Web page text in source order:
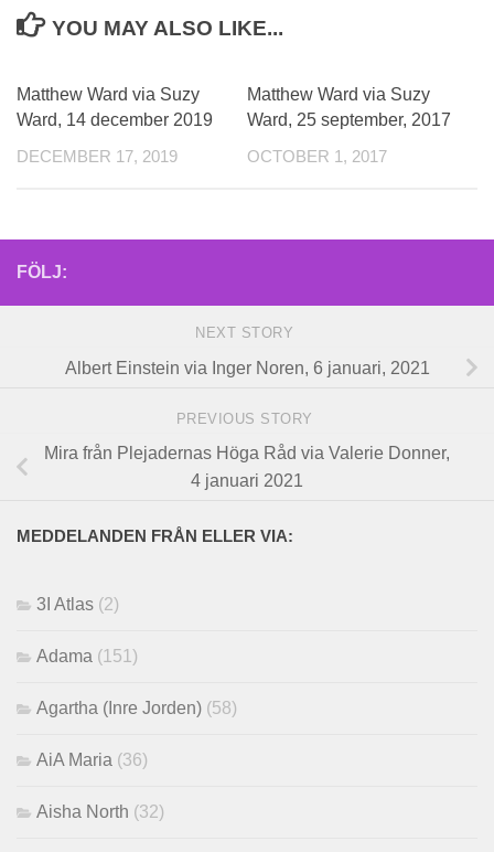
YOU MAY ALSO LIKE...
Matthew Ward via Suzy
Ward, 14 december 2019
DECEMBER 17, 2019
Matthew Ward via Suzy
Ward, 25 september, 2017
OCTOBER 1, 2017
FÖLJ:
NEXT STORY
Albert Einstein via Inger Noren, 6 januari, 2021
PREVIOUS STORY
Mira från Plejadernas Höga Råd via Valerie Donner,
4 januari 2021
MEDDELANDEN FRÅN ELLER VIA:
3I Atlas (2)
Adama (151)
Agartha (Inre Jorden) (58)
AiA Maria (36)
Aisha North (32)